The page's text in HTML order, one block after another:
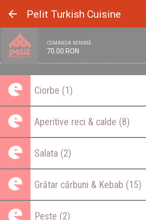
Pelit Turkish Cuisine
COMANDA MINIMĂ
70.00 RON
Ciorbe (1)
Aperitive reci & calde (8)
Salata (2)
Grătar cărbuni & Kebab (15)
Pește (2)